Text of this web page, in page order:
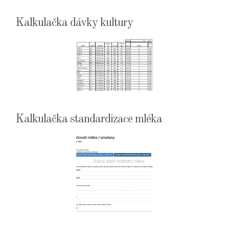
Kalkulačka dávky kultury
Kalkulačka standardizace mléka